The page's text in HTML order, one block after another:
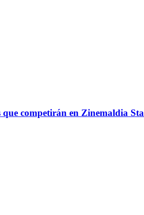
que competirán en Zinemaldia